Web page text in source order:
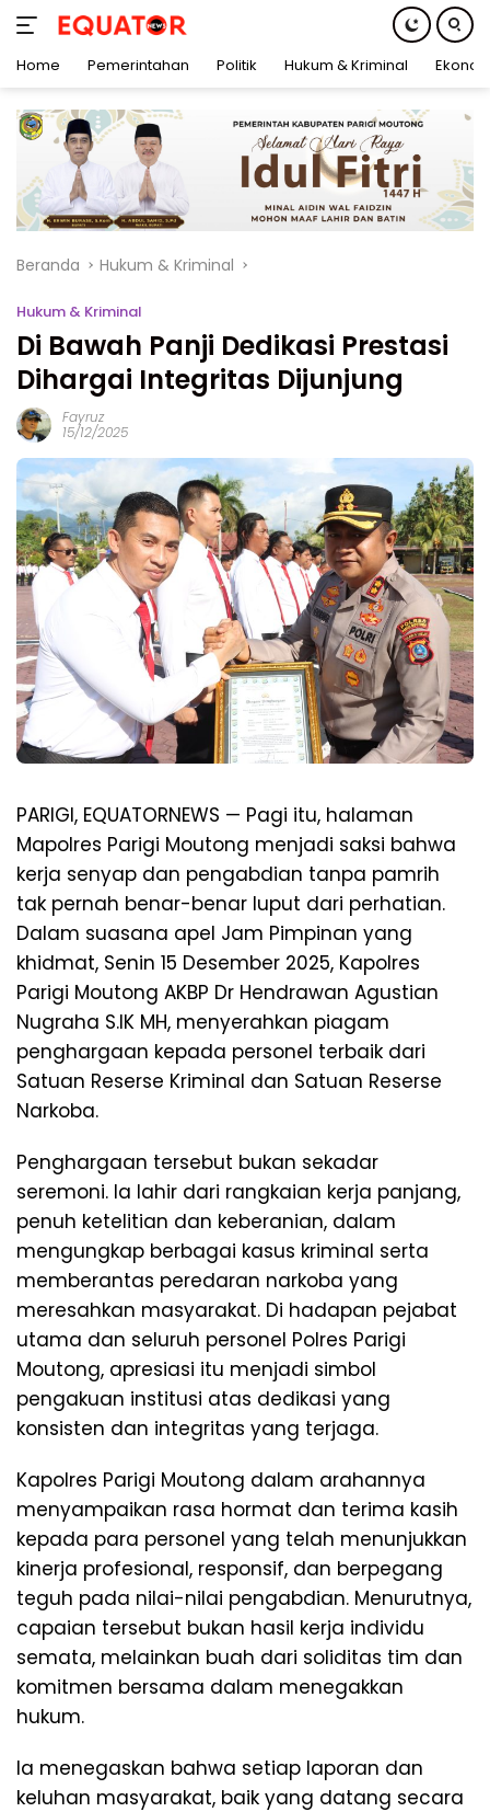
konten
Home Pemerintahan Politik Hukum & Kriminal
Beranda Hukum & Kriminal
Hukum & Kriminal
Di Bawah Panji Dedikasi Prestasi
Dihargai Integritas Dijunjung
Fayruz
15/12/2025
PARIGI, EQUATORNEWS — Pagi itu, halaman
Mapolres Parigi Moutong menjadi saksi bahwa
kerja senyap dan pengabdian tanpa pamrih
tak pernah benar-benar luput dari perhatian.
Dalam suasana apel Jam Pimpinan yang
khidmat, Senin 15 Desember 2025, Kapolres
Parigi Moutong AKBP Dr Hendrawan Agustian
Nugraha S.IK MH, menyerahkan piagam
penghargaan kepada personel terbaik dari
Satuan Reserse Kriminal dan Satuan Reserse
Narkoba.
Penghargaan tersebut bukan sekadar
seremoni. Ia lahir dari rangkaian kerja panjang,
penuh ketelitian dan keberanian, dalam
mengungkap berbagai kasus kriminal serta
memberantas peredaran narkoba yang
meresahkan masyarakat. Di hadapan pejabat
utama dan seluruh personel Polres Parigi
Moutong, apresiasi itu menjadi simbol
pengakuan institusi atas dedikasi yang
konsisten dan integritas yang terjaga.
Kapolres Parigi Moutong dalam arahannya
menyampaikan rasa hormat dan terima kasih
kepada para personel yang telah menunjukkan
kinerja profesional, responsif, dan berpegang
teguh pada nilai-nilai pengabdian. Menurutnya,
capaian tersebut bukan hasil kerja individu
semata, melainkan buah dari soliditas tim dan
komitmen bersama dalam menegakkan
hukum.
Ia menegaskan bahwa setiap laporan dan
keluhan masyarakat, baik yang datang secara